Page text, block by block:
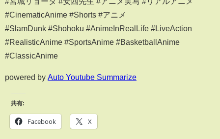
#CinematicAnime #Shorts #アニメ
#SlamDunk #Shohoku #AnimeInRealLife #LiveAction
#RealisticAnime #SportsAnime #BasketballAnime
#ClassicAnime
powered by Auto Youtube Summarize
共有:
Facebook X